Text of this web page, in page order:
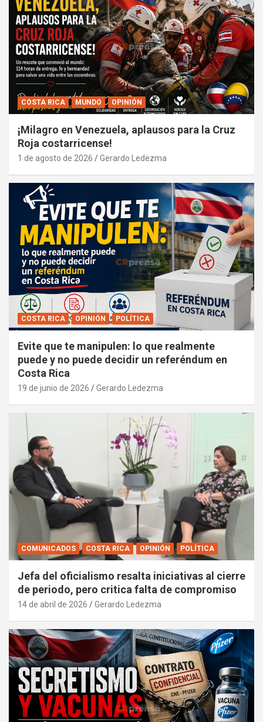
COSTA RICA MUNDO OPINIÓN
¡Milagro en Venezuela, aplausos para la Cruz
Roja costarricense!
1 de agosto de 2026 Gerardo Ledezma
COSTA RICA OPINIÓN POLÍTICA
Evite que te manipulen: lo que realmente
puede y no puede decidir un referéndum en
Costa Rica
19 de junio de 2026 Gerardo Ledezma
COMUNICADOS COSTA RICA OPINIÓN POLÍTICA
Jefa del oficialismo resalta iniciativas al cierre
de periodo, pero critica falta de compromiso
14 de abril de 2026 Gerardo Ledezma